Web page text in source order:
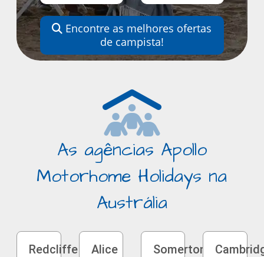
Encontre as melhores ofertas
de campista!
As agências Apollo
Motorhome Holidays na
Austrália
Redcliffe
Alice
Somerton